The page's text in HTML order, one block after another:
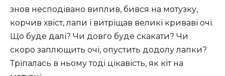
знов несподівано виплив, бився на мотузку,
корчив хвіст, лапи і витріщав великі криваві очі.
Що буде далі? Чи довго буде скакати? Чи
скоро заплющить очі, опустить додолу лапки?
Тріпалась в ньому тоді цікавість, як кіт на